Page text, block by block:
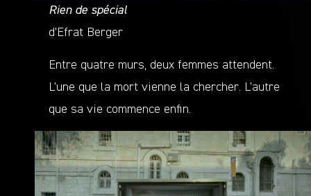
Rien de spécial
d’Efrat Berger
Entre quatre murs, deux femmes attendent.
L’une que la mort vienne la chercher. L’autre
que sa vie commence enfin.